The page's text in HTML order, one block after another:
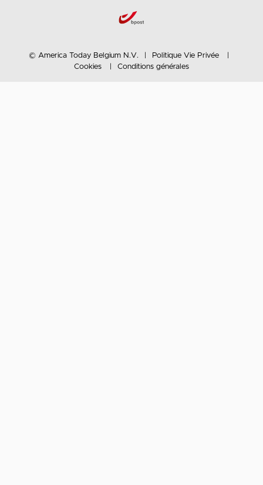
© America Today Belgium N.V.
Politique Vie Privée
Cookies
Conditions générales